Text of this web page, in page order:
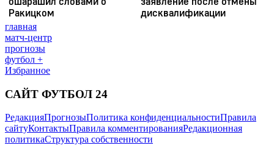
главная
матч-центр
прогнозы
футбол +
Избранное
САЙТ ФУТБОЛ 24
РедакцияПрогнозыПолитика конфиденциальностиПравила
сайтуКонтактыПравила комментированияРедакционная
политикаСтруктура собственности